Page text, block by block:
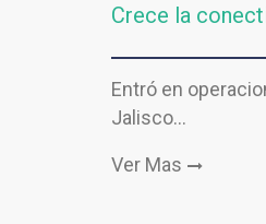
Crece la
Entró en
Jalisco…
Ver Mas